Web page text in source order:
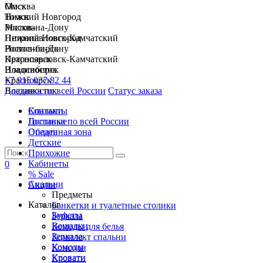
Москва
Нижний Новгород
Ростов-на-Дону
Петропавловск-Камчатский
Новосибирск
Красноярск
Владивосток
+7 915 037 82 44
Доставка по всей России Статус заказа
Спальни
Гостиные
Обеденная зона
Детские
Прихожие
Кабинеты
% Sale
Акции
Каталог
Буфеты
Вешалки
Зеркала
Комоды
Кровати
Омск
Томск
Москва
Нижний Новгород
Ростов-на-Дону
Петропавловск-Камчатский
Новосибирск
Красноярск
Владивосток
Контакты
Доставка по всей России
Оплата
0
Спальни
Предметы
Банкетки и туалетные столики
Зеркала
Комоды для белья
Комплект спальни
Консоли
Кровати